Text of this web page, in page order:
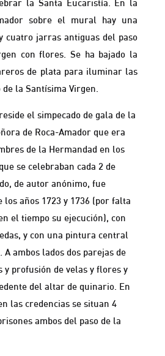
la Santa Eucaristía. En la
sobre el mural hay una
cuatro jarras antiguas del paso
con flores. Se ha bajado la
de plata para iluminar las
la Santísima Virgen.
el simpecado de gala de la
de Roca-Amador que era
de la Hermandad en los
se celebraban cada 2 de
de autor anónimo, fue
los años 1723 y 1736 (por falta
el tiempo su ejecución), con
y con una pintura central
ambos lados dos parejas de
profusión de velas y flores y
del altar de quinario. En
las credencias se situan 4
ambos del paso de la